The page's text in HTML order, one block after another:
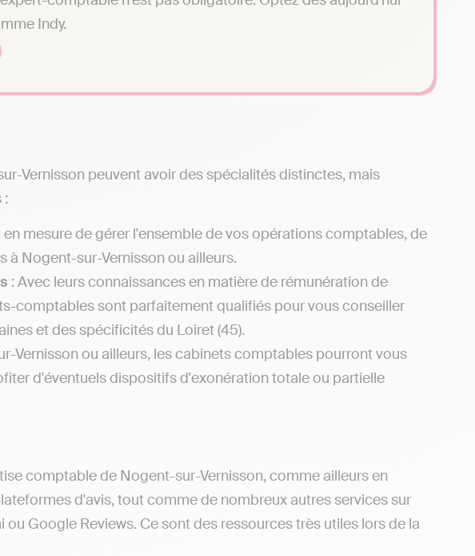
Indy.
Vernisson peuvent avoir des spécialités distinctes, mais
:
en mesure de gérer l'ensemble de vos opérations comptables, de
à Nogent-sur-Vernisson ou ailleurs.
: Avec leurs connaissances en matière de rémunération de
comptables sont parfaitement qualifiés pour vous conseiller
et des spécificités du Loiret (45).
Vernisson ou ailleurs, les cabinets comptables pourront vous
d'éventuels dispositifs d'exonération totale ou partielle
comptable de Nogent-sur-Vernisson, comme ailleurs en
d'avis, tout comme de nombreux autres services sur
Google Reviews. Ce sont des ressources très utiles lors de la